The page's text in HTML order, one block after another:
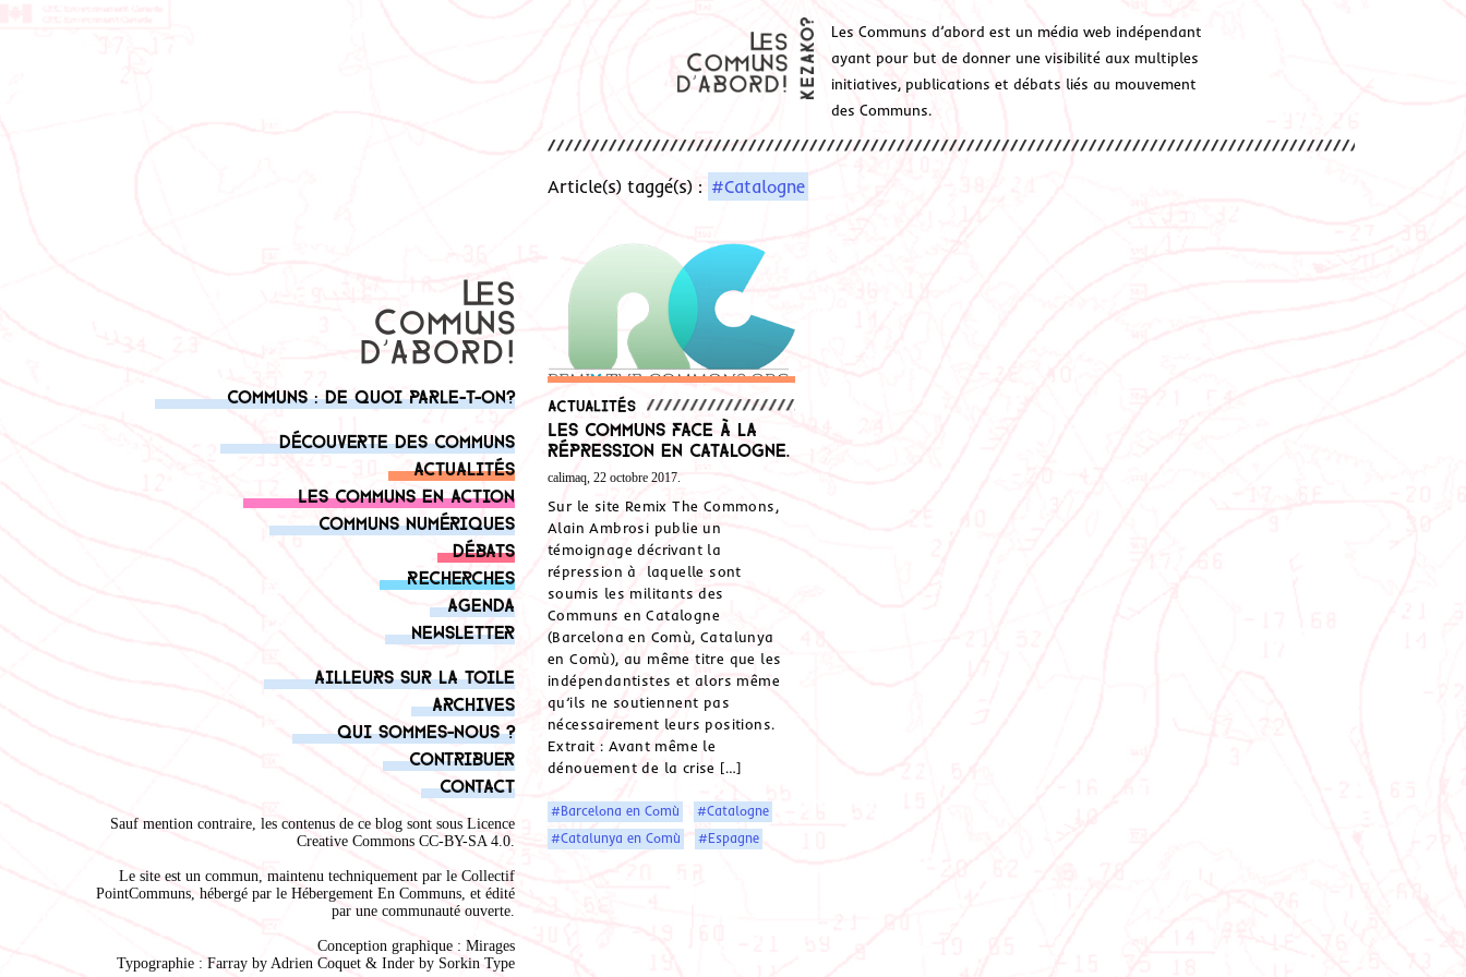
Les Communs d’abord est un média web indépendant
ayant pour but de donner une visibilité aux multiples
initiatives, publications et débats liés au mouvement
des Communs.
Communs : de quoi parle-t-on?
Découverte des communs
Actualités
Les communs en action
Communs numériques
Débats
Recherches
Agenda
Newsletter
Ailleurs sur la toile
Archives
Qui sommes-nous ?
Contribuer
Contact
Sauf mention contraire, les contenus de ce blog sont sous Licence
Creative Commons CC-BY-SA 4.0.
Le site est un commun, maintenu techniquement par le Collectif
PointCommuns, hébergé par le Hébergement En Communs, et édité
par une communauté ouverte.
Conception graphique : Mirages
Typographie : Farray by Adrien Coquet & Inder by Sorkin Type
Article(s) taggé(s) : #Catalogne
Actualités
Les Communs face à la
répression en Catalogne.
calimaq, 22 octobre 2017.
Sur le site Remix The Commons,
Alain Ambrosi publie un
témoignage décrivant la
répression à laquelle sont
soumis les militants des
Communs en Catalogne
(Barcelona en Comù, Catalunya
en Comù), au même titre que les
indépendantistes et alors même
qu’ils ne soutiennent pas
nécessairement leurs positions.
Extrait : Avant même le
dénouement de la crise […]
#Barcelona en Comù
#Catalogne
#Catalunya en Comù
#Espagne